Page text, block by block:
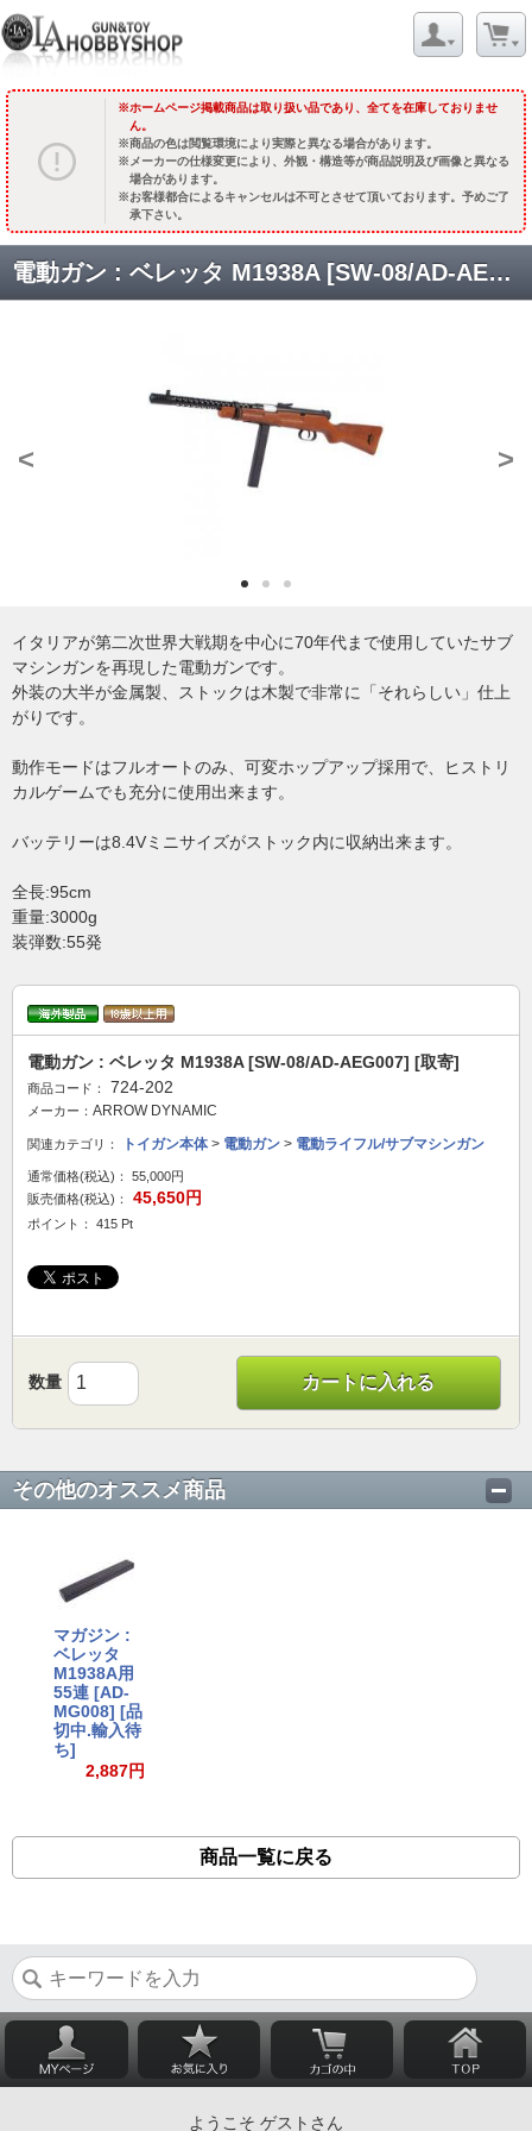
ホームページ掲載商品は取り扱い品であり、全てを在庫しておりませ
ん。
商品の色は閲覧環境により実際と異なる場合があります。
メーカーの仕様変更により、外観・構造等が商品説明及び画像と異なる
場合があります。
お客様都合によるキャンセルは不可とさせて頂いております。予めご了
承下さい。
電動ガン : ベレッタ M1938A [SW-08/AD-AEG007] [取寄]
< >
イタリアが第二次世界大戦期を中心に70年代まで使用していたサブ
マシンガンを再現した電動ガンです。
外装の大半が金属製、ストックは木製で非常に「それらしい」仕上
がりです。
動作モードはフルオートのみ、可変ホップアップ採用で、ヒストリ
カルゲームでも充分に使用出来ます。
バッテリーは8.4Vミニサイズがストック内に収納出来ます。
全長:95cm
重量:3000g
装弾数:55発
電動ガン : ベレッタ M1938A [SW-08/AD-AEG007] [取寄]
商品コード： 724-202
メーカー： ARROW DYNAMIC
関連カテゴリ： トイガン本体> 電動ガン > 電動ライフル/サブマシンガン
通常価格(税込)：
55,000円
販売価格(税込)：
45,650円
ポイント： 415 Pt
数量 カートに入れる
その他のオススメ商品
マガジン :
ベレッタ
M1938A用
55連 [AD-
MG008] [品
切中.輸入待
ち]
2,887円
商品一覧に戻る
ようこそ ゲストさん